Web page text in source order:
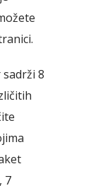
sadrži 8
7